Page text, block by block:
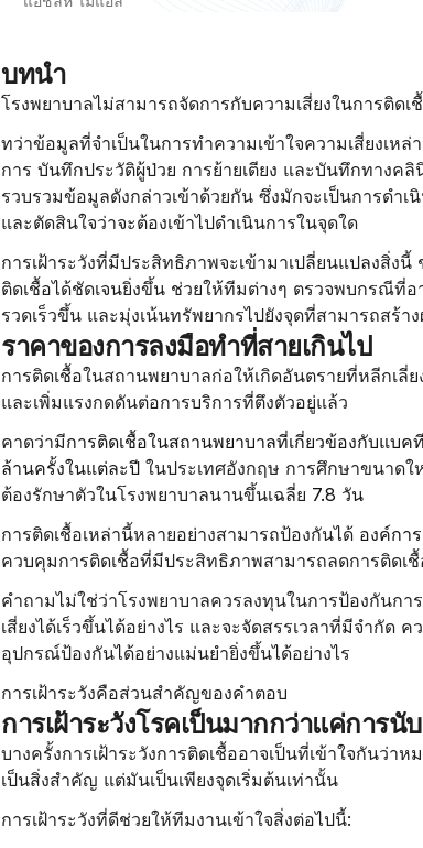
บทนำ
โรงพยาบาลไม่สามารถจัดการกับความเสี่ยงในการติดเ
ทว่าข้อมูลที่จำเป็นในการทำความเข้าใจความเสี่ยงเห
การ บันทึกประวัติผู้ป่วย การย้ายเตียง และบันทึกทางค
รวบรวมข้อมูลดังกล่าวเข้าด้วยกัน ซึ่งมักจะเป็นการดำเ
และตัดสินใจว่าจะต้องเข้าไปดำเนินการในจุดใด
การเฝ้าระวังที่มีประสิทธิภาพจะเข้ามาเปลี่ยนแปลงสิ่ง
ติดเชื้อได้ชัดเจนยิ่งขึ้น ช่วยให้ทีมต่างๆ ตรวจพบกรณีที่อ
รวดเร็วขึ้น และมุ่งเน้นทรัพยากรไปยังจุดที่สามารถสร้า
ราคาของการลงมือทำที่สายเกินไป
การติดเชื้อในสถานพยาบาลก่อให้เกิดอันตรายที่หลีกเลี่
และเพิ่มแรงกดดันต่อการบริการที่ตึงตัวอยู่แล้ว
คาดว่ามีการติดเชื้อในสถานพยาบาลที่เกี่ยวข้องกับแบ
ล้านครั้งในแต่ละปี ในประเทศอังกฤษ การศึกษาขนาด
ต้องรักษาตัวในโรงพยาบาลนานขึ้นเฉลี่ย 7.8 วัน
การติดเชื้อเหล่านี้หลายอย่างสามารถป้องกันได้ องค์กา
ควบคุมการติดเชื้อที่มีประสิทธิภาพสามารถลดการติดเ
คำถามไม่ใช่ว่าโรงพยาบาลควรลงทุนในการป้องกันก
เสี่ยงได้เร็วขึ้นได้อย่างไร และจะจัดสรรเวลาที่มีจำกัด
อุปกรณ์ป้องกันได้อย่างแม่นยำยิ่งขึ้นได้อย่างไร
การเฝ้าระวังคือส่วนสำคัญของคำตอบ
การเฝ้าระวังโรคเป็นมากกว่าแค่การนั
บางครั้งการเฝ้าระวังการติดเชื้ออาจเป็นที่เข้าใจกันว่า
เป็นสิ่งสำคัญ แต่มันเป็นเพียงจุดเริ่มต้นเท่านั้น
การเฝ้าระวังที่ดีช่วยให้ทีมงานเข้าใจสิ่งต่อไปนี้: